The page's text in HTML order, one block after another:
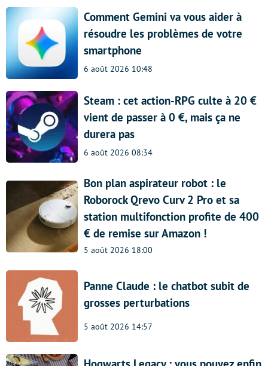
Comment Gemini va vous aider à
résoudre les problèmes de votre
smartphone
6 août 2026 10:48
Steam : cet action-RPG culte à 20 €
vient de passer à 0 €, mais ça ne
durera pas
6 août 2026 08:34
Bon plan aspirateur robot : le
Roborock Qrevo Curv 2 Pro et sa
station multifonction profite de 400
€ de remise sur Amazon !
5 août 2026 18:00
Panne Claude : le chatbot subit de
grosses perturbations
5 août 2026 14:57